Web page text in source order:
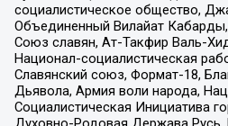
социалистическое общество,
Объединенный Вилайат
Союз славян, Ат-Такфир Валь-
Национал-социалистическая
Славянский союз, Формат-18,
Дьявола, Армия воли народа,
Социалистическая Инициатива